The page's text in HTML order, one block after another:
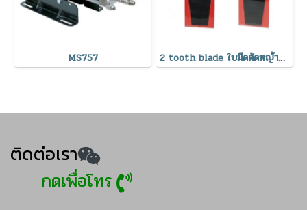
MS757 2 tooth blade ใบมีดตัดหญ้าทรงมะละกอ
ติดต่อเรา
กดเพื่อโทร